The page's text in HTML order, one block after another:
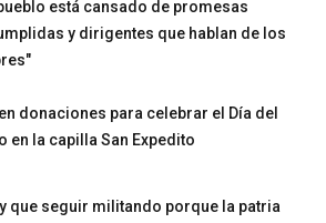
está cansado de promesas
y dirigentes que hablan de los
donaciones para celebrar el Día del
en la capilla San Expedito
que seguir militando porque la patria